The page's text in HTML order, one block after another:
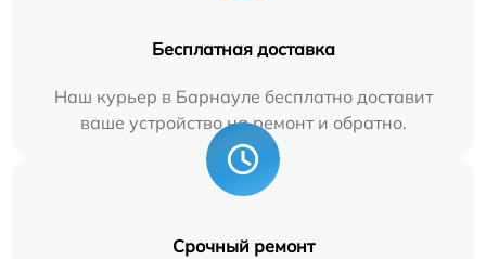
Бесплатная доставка
Наш курьер в Барнауле бесплатно доставит
ваше устройство на ремонт и обратно.
Срочный ремонт